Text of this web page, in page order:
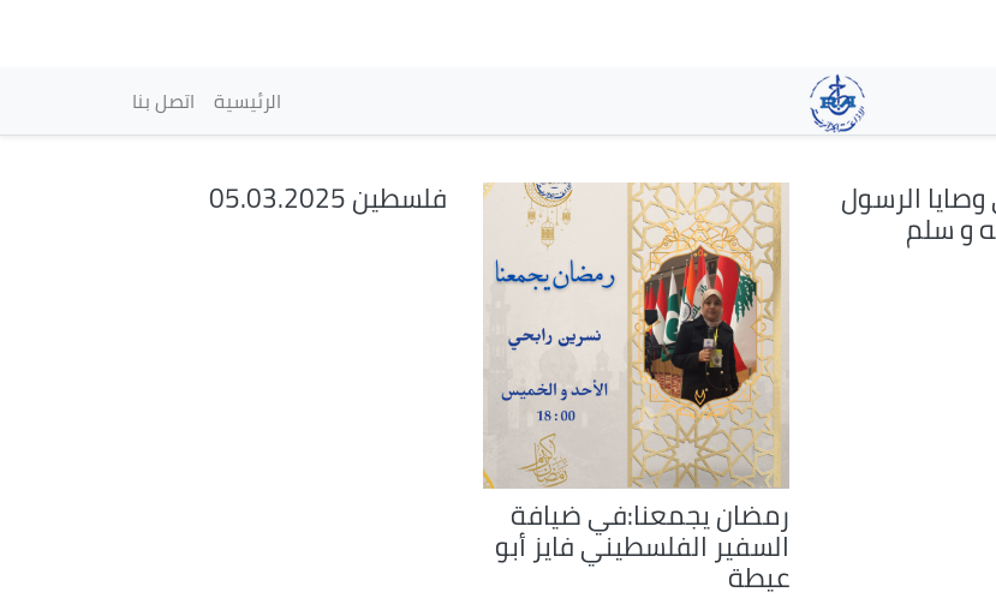
principale
الرئيسية اتصل بنا
الرسول
و سلم
رمضان يجمعنا:في ضيافة
السفير الفلسطيني فايز أبو
عيطة
فلسطين 05.03.2025